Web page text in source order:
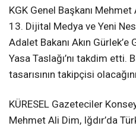
KGK Genel Başkanı
13. Dijital Medya ve Yeni
Adalet Bakanı Akın
Yasa Taslağı’nı takdim etti.
tasarısının takipçisi
KÜRESEL Gazeteciler
Mehmet Ali Dim, Iğdır’da